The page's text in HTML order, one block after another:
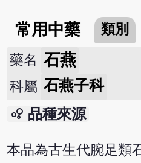
常用中藥 類別
藥名 石燕
科屬 石燕子科
bubble_chart 品種來源
本品為古生代腕足類